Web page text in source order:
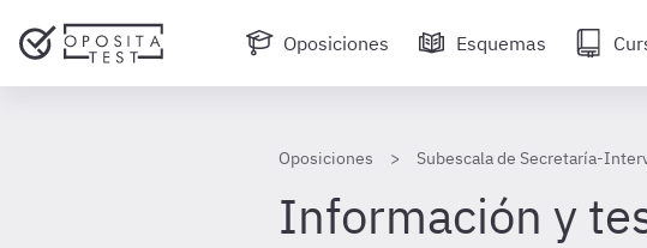
Oposiciones Esquemas
Oposiciones Subescala de Secretaría-
Información y